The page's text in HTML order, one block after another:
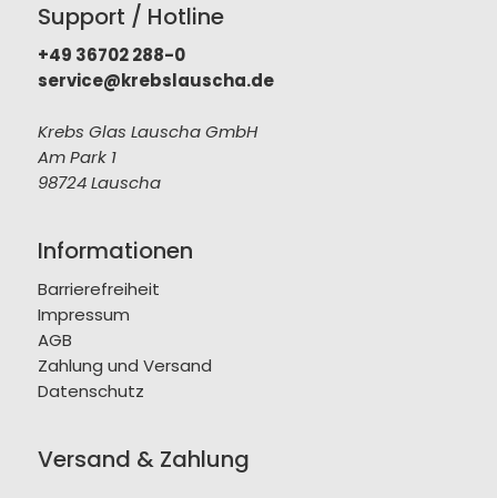
Support / Hotline
+49 36702 288-0
service@krebslauscha.de
Krebs Glas Lauscha GmbH
Am Park 1
98724 Lauscha
Informationen
Barrierefreiheit
Impressum
AGB
Zahlung und Versand
Datenschutz
Versand & Zahlung